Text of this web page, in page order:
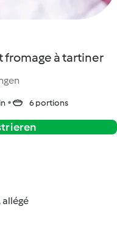
fromage à tartiner
6 portions
allégé